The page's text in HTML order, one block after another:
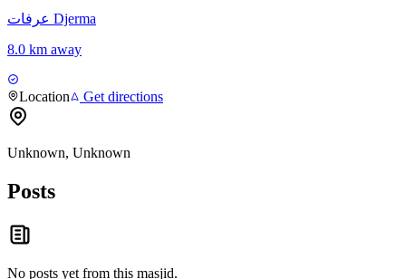
عرفات Djerma
8.0 km away
Location Get directions
Unknown, Unknown
Posts
No posts yet from this masjid.